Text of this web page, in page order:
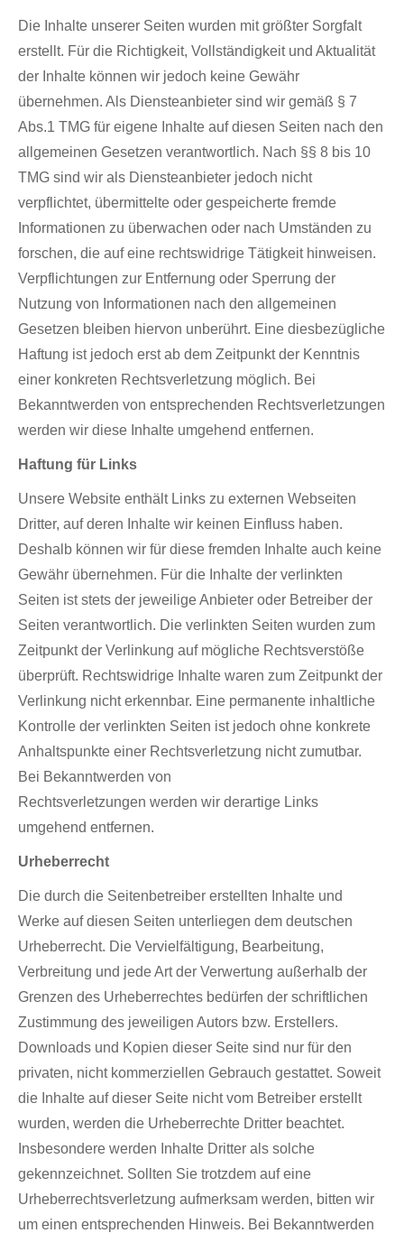
Die Inhalte unserer Seiten wurden mit größter Sorgfalt
erstellt. Für die Richtigkeit, Vollständigkeit und Aktualität
der Inhalte können wir jedoch keine Gewähr
übernehmen. Als Diensteanbieter sind wir gemäß § 7
Abs.1 TMG für eigene Inhalte auf diesen Seiten nach den
allgemeinen Gesetzen verantwortlich. Nach §§ 8 bis 10
TMG sind wir als Diensteanbieter jedoch nicht
verpflichtet, übermittelte oder gespeicherte fremde
Informationen zu überwachen oder nach Umständen zu
forschen, die auf eine rechtswidrige Tätigkeit hinweisen.
Verpflichtungen zur Entfernung oder Sperrung der
Nutzung von Informationen nach den allgemeinen
Gesetzen bleiben hiervon unberührt. Eine diesbezügliche
Haftung ist jedoch erst ab dem Zeitpunkt der Kenntnis
einer konkreten Rechtsverletzung möglich. Bei
Bekanntwerden von entsprechenden Rechtsverletzungen
werden wir diese Inhalte umgehend entfernen.
Haftung für Links
Unsere Website enthält Links zu externen Webseiten
Dritter, auf deren Inhalte wir keinen Einfluss haben.
Deshalb können wir für diese fremden Inhalte auch keine
Gewähr übernehmen. Für die Inhalte der verlinkten
Seiten ist stets der jeweilige Anbieter oder Betreiber der
Seiten verantwortlich. Die verlinkten Seiten wurden zum
Zeitpunkt der Verlinkung auf mögliche Rechtsverstöße
überprüft. Rechtswidrige Inhalte waren zum Zeitpunkt der
Verlinkung nicht erkennbar. Eine permanente inhaltliche
Kontrolle der verlinkten Seiten ist jedoch ohne konkrete
Anhaltspunkte einer Rechtsverletzung nicht zumutbar.
Bei Bekanntwerden von
Rechtsverletzungen werden wir derartige Links
umgehend entfernen.
Urheberrecht
Die durch die Seitenbetreiber erstellten Inhalte und
Werke auf diesen Seiten unterliegen dem deutschen
Urheberrecht. Die Vervielfältigung, Bearbeitung,
Verbreitung und jede Art der Verwertung außerhalb der
Grenzen des Urheberrechtes bedürfen der schriftlichen
Zustimmung des jeweiligen Autors bzw. Erstellers.
Downloads und Kopien dieser Seite sind nur für den
privaten, nicht kommerziellen Gebrauch gestattet. Soweit
die Inhalte auf dieser Seite nicht vom Betreiber erstellt
wurden, werden die Urheberrechte Dritter beachtet.
Insbesondere werden Inhalte Dritter als solche
gekennzeichnet. Sollten Sie trotzdem auf eine
Urheberrechtsverletzung aufmerksam werden, bitten wir
um einen entsprechenden Hinweis. Bei Bekanntwerden